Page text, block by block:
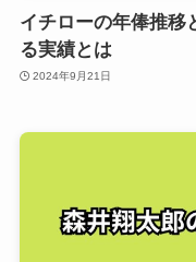
イチローの年俸推移
る実績とは
2024年9月21日